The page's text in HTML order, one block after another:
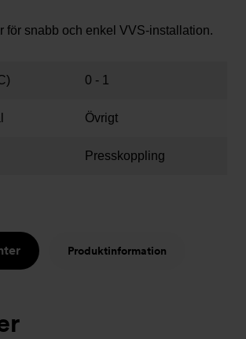
för snabb och enkel VVS-installation.
0 - 1
Övrigt
Presskoppling
Produktinformation